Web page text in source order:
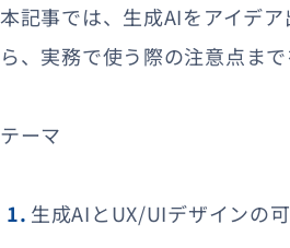
本記事では、生成AIをアイデ
ら、実務で使う際の注意点まで
テーマ
生成AIとUX/UIデザインの